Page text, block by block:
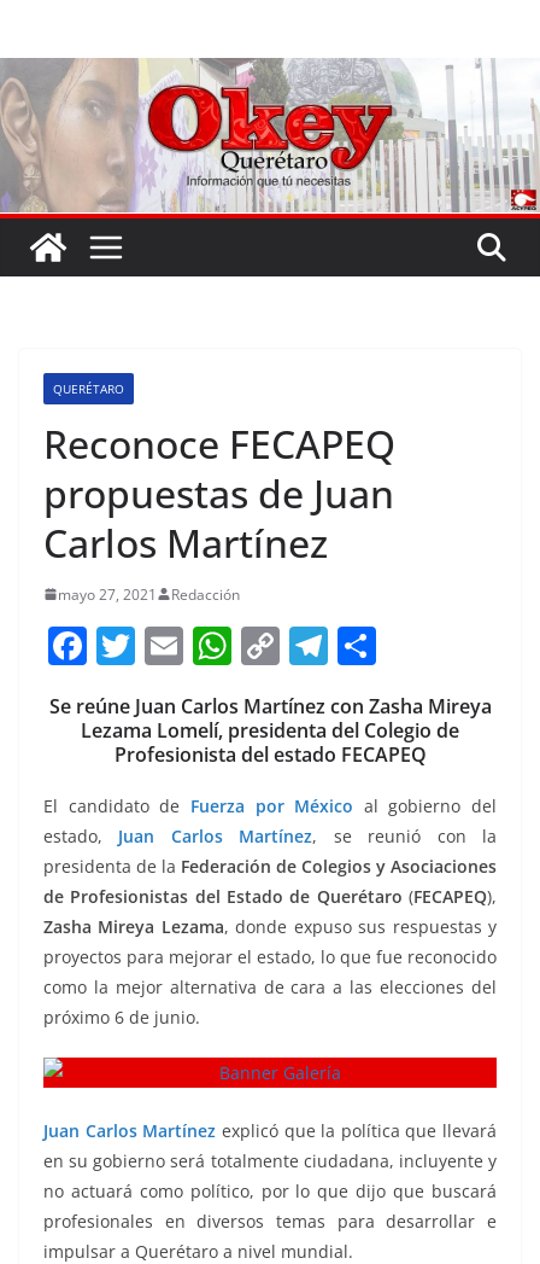
contenido
QUERÉTARO
Reconoce FECAPEQ
propuestas de Juan
Carlos Martínez
mayo 27, 2021 Redacción
F
a
c
b
o
o
k
T
itt
er
E
m
ai
l
W
at
s
A
p
p
C
o
p
y
Li
n
k
T
e
gr
a
m
ar
e
Se reúne Juan Carlos Martínez con Zasha Mireya
Lezama Lomelí, presidenta del Colegio de
Profesionista del estado FECAPEQ
El candidato de Fuerza por México al gobierno del
estado, Juan Carlos Martínez, se reunió con la
presidenta de la Federación de Colegios y Asociaciones
de Profesionistas del Estado de Querétaro (FECAPEQ),
Zasha Mireya Lezama, donde expuso sus respuestas y
proyectos para mejorar el estado, lo que fue reconocido
como la mejor alternativa de cara a las elecciones del
próximo 6 de junio.
Juan Carlos Martínez explicó que la política que llevará
en su gobierno será totalmente ciudadana, incluyente y
no actuará como político, por lo que dijo que buscará
profesionales en diversos temas para desarrollar e
impulsar a Querétaro a nivel mundial.